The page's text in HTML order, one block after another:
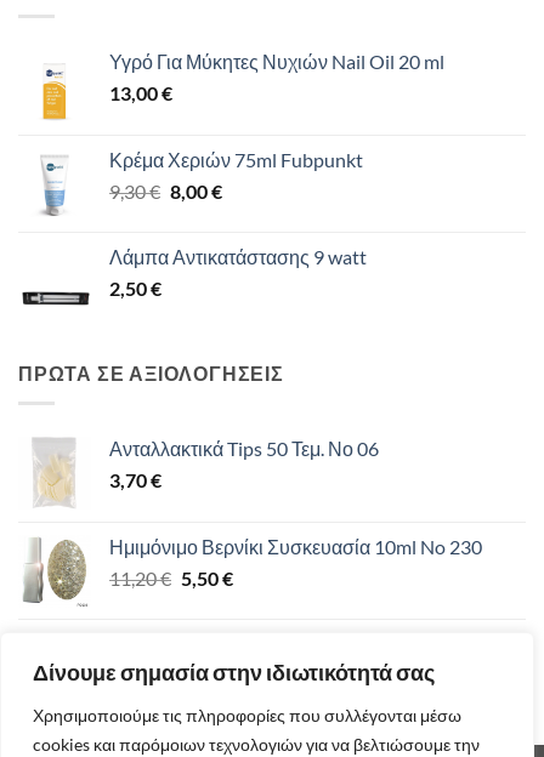
Δίνουμε σημασία στην ιδιωτικότητά σας
Χρησιμοποιούμε τις πληροφορίες που συλλέγονται μέσω
cookies και παρόμοιων τεχνολογιών για να βελτιώσουμε την
Υγρό Για Μύκητες Νυχιών Nail Oil 20 ml
13,00€
Κρέμα Χεριών 75ml Fubpunkt
9,30€ Original
9,30 €.
8,00€Η
είναι:
Λάμπα Αντικατάστασης 9 watt
2,50€
ΠΡΩΤΑ ΣΕ ΑΞΙΟΛΟΓΗΣΕΙΣ
Ανταλλακτικά Tips 50 Τεμ. Νο 06
3,70€
Ημιμόνιμο Βερνίκι Συσκευασία 10ml No 230
11,20€ Original
5,50€Η
5,50 €.
11,50€